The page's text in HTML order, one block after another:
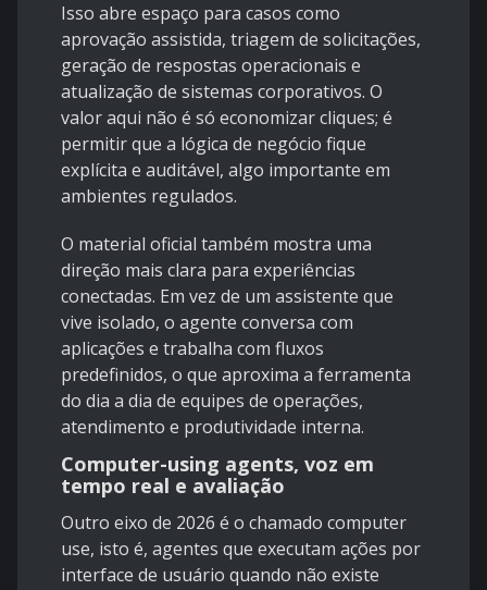
Isso abre espaço para casos como
aprovação assistida, triagem de solicitações,
geração de respostas operacionais e
atualização de sistemas corporativos. O
valor aqui não é só economizar cliques; é
permitir que a lógica de negócio fique
explícita e auditável, algo importante em
ambientes regulados.
O material oficial também mostra uma
direção mais clara para experiências
conectadas. Em vez de um assistente que
vive isolado, o agente conversa com
aplicações e trabalha com fluxos
predefinidos, o que aproxima a ferramenta
do dia a dia de equipes de operações,
atendimento e produtividade interna.
Computer-using agents, voz em
tempo real e avaliação
Outro eixo de 2026 é o chamado computer
use, isto é, agentes que executam ações por
interface de usuário quando não existe